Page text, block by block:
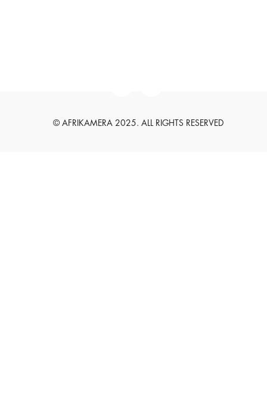
© AFRIKAMERA 2025. ALL RIGHTS RESERVED